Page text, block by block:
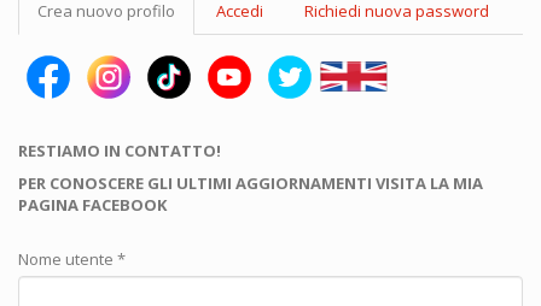
primarie
Crea nuovo profilo (scheda
attiva)
Accedi Richiedi nuova password
RESTIAMO IN CONTATTO!
PER CONOSCERE GLI ULTIMI AGGIORNAMENTI VISITA LA MIA
PAGINA FACEBOOK
Nome utente *